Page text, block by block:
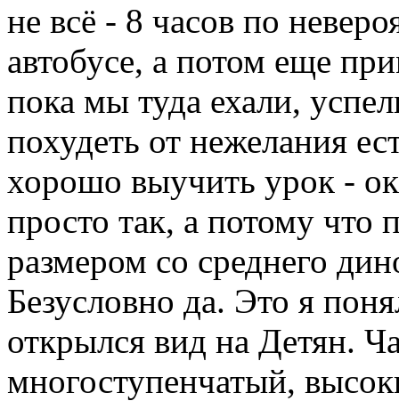
не всё - 8 часов по
автобусе, а потом еще
пока мы туда ехали,
похудеть от нежелания
хорошо выучить урок -
просто так, а потому что
размером со среднего
Безусловно да. Это я
открылся вид на Детян.
многоступенчатый,